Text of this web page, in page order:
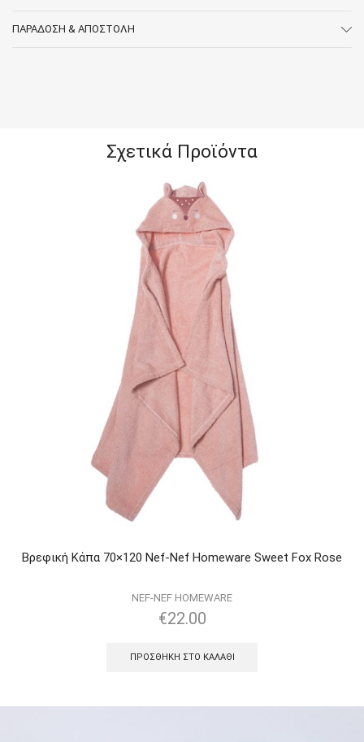
ΠΑΡΆΔΟΣΗ & ΑΠΟΣΤΟΛΉ
Σχετικά Προϊόντα
Βρεφική Κάπα 70×120 Nef-Nef Homeware Sweet Fox Rose
NEF-NEF HOMEWARE
€22.00
ΠΡΟΣΘΉΚΗ ΣΤΟ ΚΑΛΆΘΙ